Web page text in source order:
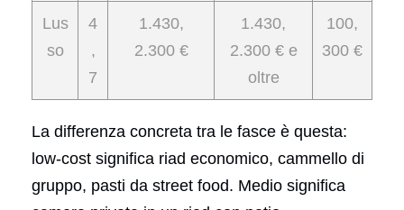
Lus
so
4
,
7
1.430,
2.300 €
1.430,
2.300 € e
oltre
100,
300 €
La differenza concreta tra le fasce è questa:
low-cost significa riad economico, cammello di
gruppo, pasti da street food. Medio significa